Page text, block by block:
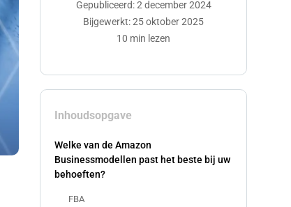
Gepubliceerd: 2 december 2024
Bijgewerkt: 25 oktober 2025
10 min lezen
Inhoudsopgave
Welke van de Amazon
Businessmodellen past het beste bij uw
behoeften?
FBA